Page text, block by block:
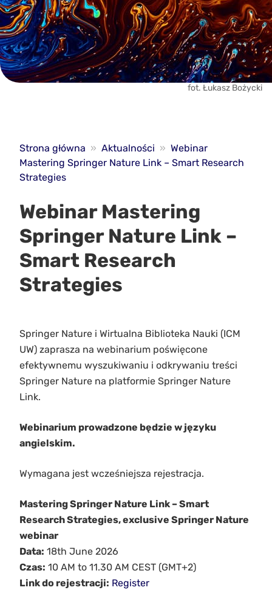
fot. Łukasz Bożycki
Strona główna » Aktualności » Webinar
Mastering Springer Nature Link – Smart Research
Strategies
Webinar Mastering
Springer Nature Link –
Smart Research
Strategies
Springer Nature i Wirtualna Biblioteka Nauki (ICM
UW) zaprasza na webinarium poświęcone
efektywnemu wyszukiwaniu i odkrywaniu treści
Springer Nature na platformie Springer Nature
Link.
Webinarium prowadzone będzie w języku
angielskim.
Wymagana jest wcześniejsza rejestracja.
Mastering Springer Nature Link – Smart
Research Strategies, exclusive Springer Nature
webinar
Data: 18th June 2026
Czas: 10 AM to 11.30 AM CEST (GMT+2)
Link do rejestracji: Register